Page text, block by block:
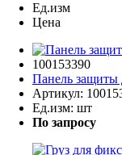
Ед.изм
Цена
100153390
Панель защиты
Артикул:
Ед.изм: шт
По запросу